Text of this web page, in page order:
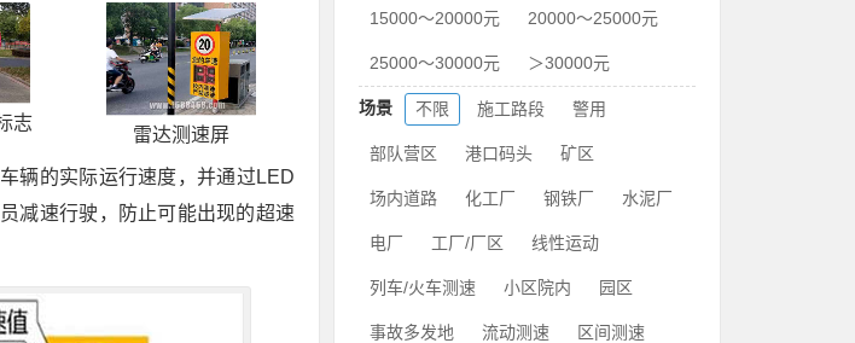
志
雷达测速屏
辆的实际运行速度，并通过LED
减速行驶，防止可能出现的超速
15000～20000元 20000～25000元
25000～30000元 ＞30000元
场景 不限 施工路段 警用
部队营区 港口码头 矿区
场内道路 化工厂 钢铁厂 水泥厂
电厂 工厂/厂区 线性运动
列车/火车测速 小区院内 园区
事故多发地 流动测速 区间测速